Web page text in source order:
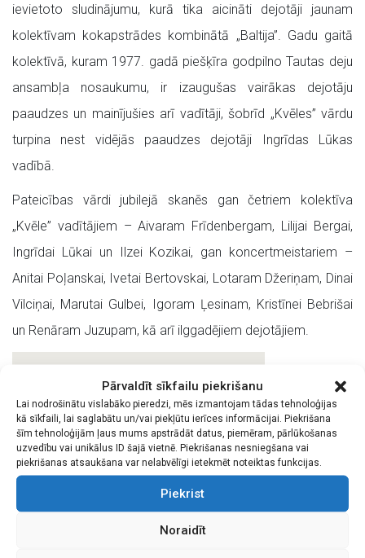
Pārvaldīt sīkfailu piekrišanu
Lai nodrošinātu vislabāko pieredzi, mēs izmantojam tādas tehnoloģijas
kā sīkfaili, lai saglabātu un/vai piekļūtu ierīces informācijai. Piekrišana
šīm tehnoloģijām ļaus mums apstrādāt datus, piemēram, pārlūkošanas
uzvedību vai unikālus ID šajā vietnē. Piekrišanas nesniegšana vai
piekrišanas atsaukšana var nelabvēlīgi ietekmēt noteiktas funkcijas.
Piekrist
Noraidīt
ievietoto sludinājumu, kurā tika aicināti dejotāji jaunam
kolektīvam kokapstrādes kombinātā „Baltija”. Gadu gaitā
kolektīvā, kuram 1977. gadā piešķīra godpilno Tautas deju
ansambļa nosaukumu, ir izaugušas vairākas dejotāju
paaudzes un mainījušies arī vadītāji, šobrīd „Kvēles” vārdu
turpina nest vidējās paaudzes dejotāji Ingrīdas Lūkas
vadībā.
Pateicības vārdi jubilejā skanēs gan četriem kolektīva
„Kvēle” vadītājiem – Aivaram Frīdenbergam, Lilijai Bergai,
Ingrīdai Lūkai un Ilzei Kozikai, gan koncertmeistariem –
Anitai Poļanskai, Ivetai Bertovskai, Lotaram Džeriņam, Dinai
Vilciņai, Marutai Gulbei, Igoram Ļesinam, Kristīnei Bebrišai
un Renāram Juzupam, kā arī ilggadējiem dejotājiem.